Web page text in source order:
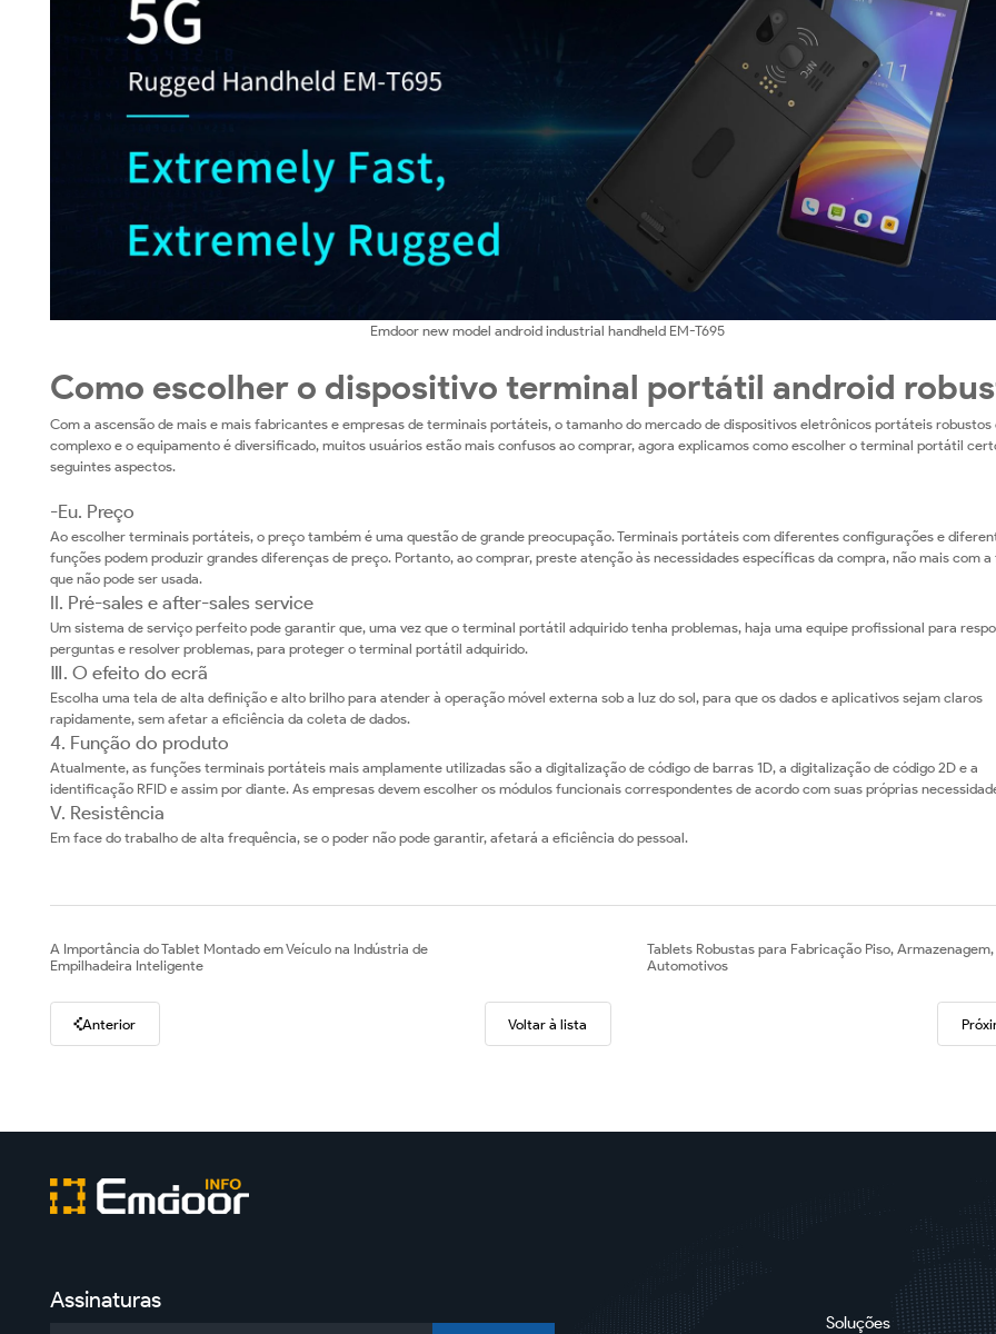
Emdoor new model android industrial handheld EM-T695
Como escolher o dispositivo terminal portátil android
Com a ascensão de mais e mais fabricantes e empresas de terminais portáteis, o tamanho do mercado de dispositivos eletrônicos portáteis robustos
complexo e o equipamento é diversificado, muitos usuários estão mais confusos ao comprar, agora explicamos como escolher o terminal portátil
seguintes aspectos.
-Eu. Preço
Ao escolher terminais portáteis, o preço também é uma questão de grande preocupação. Terminais portáteis com diferentes configurações e
funções podem produzir grandes diferenças de preço. Portanto, ao comprar, preste atenção às necessidades específicas da compra, não mais com a
que não pode ser usada.
II. Pré-sales e after-sales service
Um sistema de serviço perfeito pode garantir que, uma vez que o terminal portátil adquirido tenha problemas, haja uma equipe profissional para
perguntas e resolver problemas, para proteger o terminal portátil adquirido.
Ⅲ. O efeito do ecrã
Escolha uma tela de alta definição e alto brilho para atender à operação móvel externa sob a luz do sol, para que os dados e aplicativos sejam claros
rapidamente, sem afetar a eficiência da coleta de dados.
4. Função do produto
Atualmente, as funções terminais portáteis mais amplamente utilizadas são a digitalização de código de barras 1D, a digitalização de código 2D e a
identificação RFID e assim por diante. As empresas devem escolher os módulos funcionais correspondentes de acordo com suas próprias
V. Resistência
Em face do trabalho de alta frequência, se o poder não pode garantir, afetará a eficiência do pessoal.
A Importância do Tablet Montado em Veículo na Indústria de
Empilhadeira Inteligente
Anterior Voltar à lista
Tablets Robustas para Fabricação Piso, Armazenagem,
Automotivos
Assinaturas
Soluções